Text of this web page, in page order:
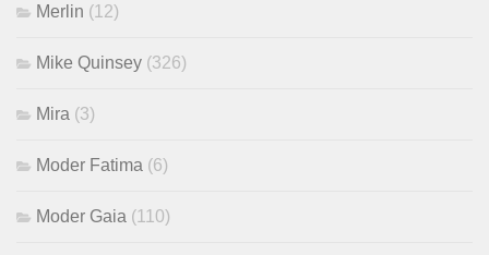
Merlin (12)
Mike Quinsey (326)
Mira (3)
Moder Fatima (6)
Moder Gaia (110)